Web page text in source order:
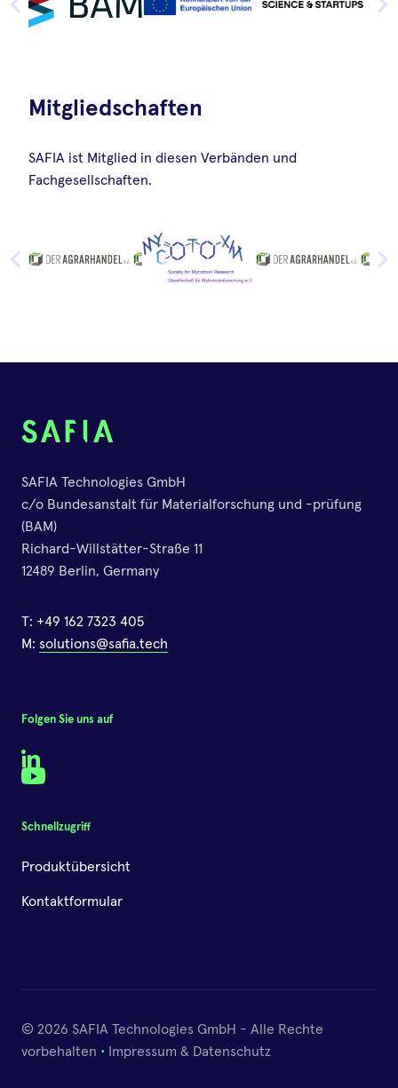
Mitgliedschaften
SAFIA ist Mitglied in diesen Verbänden und
Fachgesellschaften.
SAFIA Technologies GmbH
c/o Bundesanstalt für Materialforschung und -prüfung
(BAM)
Richard-Willstätter-Straße 11
12489 Berlin, Germany
T: +49 162 7323 405
M: solutions@safia.tech
Folgen Sie uns auf
LinkedIn
YouTube
Schnellzugriff
Produktübersicht
Kontaktformular
© 2026 SAFIA Technologies GmbH - Alle Rechte
vorbehalten • Impressum & Datenschutz